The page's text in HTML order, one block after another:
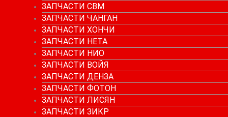
ЗАПЧАСТИ СВМ
ЗАПЧАСТИ ЧАНГАН
ЗАПЧАСТИ ХОНЧИ
ЗАПЧАСТИ НЕТА
ЗАПЧАСТИ НИО
ЗАПЧАСТИ ВОЙЯ
ЗАПЧАСТИ ДЕНЗА
ЗАПЧАСТИ ФОТОН
ЗАПЧАСТИ ЛИСЯН
ЗАПЧАСТИ ЗИКР